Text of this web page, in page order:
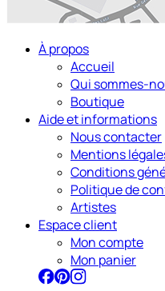
À propos
Accueil
Qui sommes-
Boutique
Aide et informations
Nous contacter
Mentions
Conditions
Politique de
Artistes
Espace client
Mon compte
Mon panier